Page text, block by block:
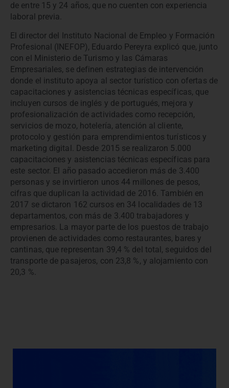
de entre 15 y 24 años, que no cuenten con experiencia
laboral previa.
El director del Instituto Nacional de Empleo y Formación
Profesional (INEFOP), Eduardo Pereyra explicó que, junto
con el Ministerio de Turismo y las Cámaras
Empresariales, se definen estrategias de intervención
donde el instituto apoya al sector turístico con ofertas de
capacitaciones y asistencias técnicas específicas, que
incluyen cursos de inglés y de portugués, mejora y
profesionalización de actividades como recepción,
servicios de mozo, hotelería, atención al cliente,
protocolo y gestión para emprendimientos turísticos y
marketing digital. Desde 2015 se realizaron 5.000
capacitaciones y asistencias técnicas específicas para
este sector. El año pasado accedieron más de 3.400
personas y se invirtieron unos 44 millones de pesos,
cifras que duplican la actividad de 2016. También en
2017 se dictaron 162 cursos en 34 localidades de 13
departamentos, con más de 3.400 trabajadores y
empresarios. La mayor parte de los puestos de trabajo
provienen de actividades como restaurantes, bares y
cantinas, que representan 39,4 % del total, seguidos del
transporte de pasajeros, con 23,8 %, y alojamiento con
20,3 %.